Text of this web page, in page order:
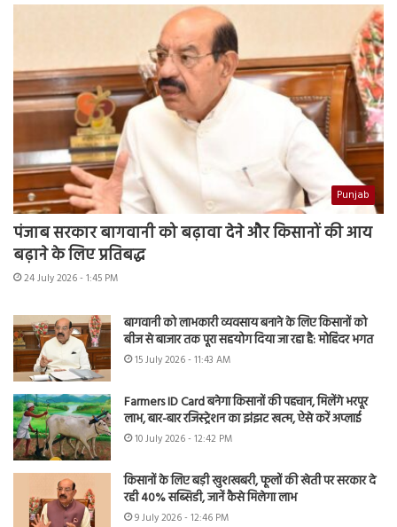
Punjab
पंजाब सरकार बागवानी को बढ़ावा देने और किसानों की आय
बढ़ाने के लिए प्रतिबद्ध
24 July 2026 - 1:45 PM
बागवानी को लाभकारी व्यवसाय बनाने के लिए किसानों को
बीज से बाजार तक पूरा सहयोग दिया जा रहा है: मोहिंदर भगत
15 July 2026 - 11:43 AM
Farmers ID Card बनेगा किसानों की पहचान, मिलेंगे भरपूर
लाभ, बार-बार रजिस्ट्रेशन का झंझट खत्म, ऐसे करें अप्लाई
10 July 2026 - 12:42 PM
किसानों के लिए बड़ी खुशखबरी, फूलों की खेती पर सरकार दे
रही 40% सब्सिडी, जानें कैसे मिलेगा लाभ
9 July 2026 - 12:46 PM